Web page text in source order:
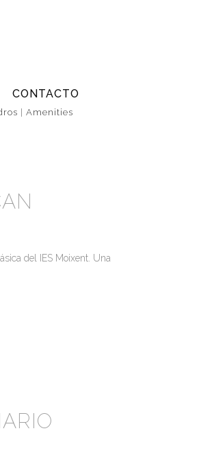
CONTACTO
Amenities
del IES Moixent. Una